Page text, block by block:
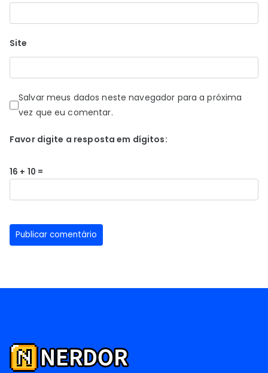
Site
Salvar meus dados neste navegador para a próxima
vez que eu comentar.
Favor digite a resposta em dígitos:
16 + 10 =